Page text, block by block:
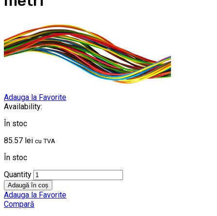
Adauga la Favorite
Availability:
În stoc
85.57 lei cu TVA
În stoc
Quantity
Adaugă în coș
Adauga la Favorite
Compară